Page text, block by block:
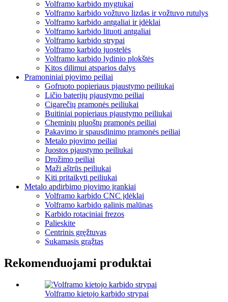
Volframo karbido mygtukai
Volframo karbido vožtuvo lizdas ir vožtuvo rutulys
Volframo karbido antgaliai ir įdėklai
Volframo karbido lituoti antgaliai
Volframo karbido strypai
Volframo karbido juostelės
Volframo karbido lydinio plokštės
Kitos dilimui atsparios dalys
Pramoniniai pjovimo peiliai
Gofruoto popieriaus pjaustymo peiliukai
Ličio baterijų pjaustymo peiliai
Cigarečių pramonės peiliukai
Buitiniai popieriaus pjaustymo peiliukai
Cheminių pluoštų pramonės peiliai
Pakavimo ir spausdinimo pramonės peiliai
Metalo pjovimo peiliai
Juostos pjaustymo peiliukai
Drožimo peiliai
Maži aštrūs peiliukai
Kiti pritaikyti peiliukai
Metalo apdirbimo pjovimo įrankiai
Volframo karbido CNC įdėklai
Volframo karbido galinis malūnas
Karbido rotaciniai frezos
Palieskite
Centrinis gręžtuvas
Sukamasis grąžtas
Rekomenduojami produktai
Volframo kietojo karbido strypai